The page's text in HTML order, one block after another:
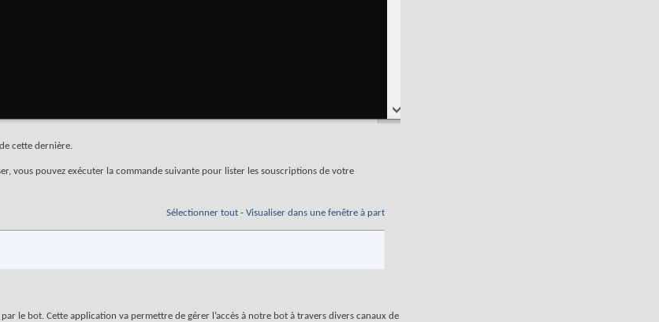
cette dernière.
vous pouvez exécuter la commande suivante pour lister les souscriptions de votre
Sélectionner tout - Visualiser dans une fenêtre à part
le bot. Cette application va permettre de gérer l’accès à notre bot à travers divers canaux de